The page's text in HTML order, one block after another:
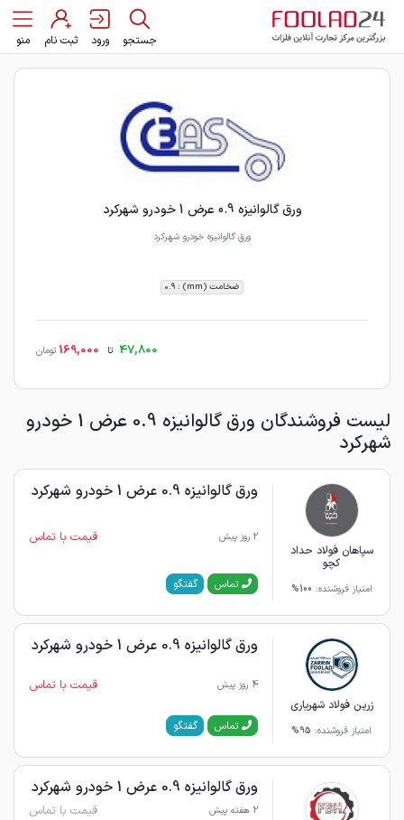
جستجو ورود ثبت نام منو
ورق گالوانیزه 0.9 عرض 1 خودرو شهرکرد
ورق گالوانیزه خودرو شهرکرد
ضخامت (mm) : 0.9
47,800 تا 169,000 تومان
لیست فروشندگان ورق گالوانیزه 0.9 عرض 1 خودرو
شهرکرد
سپاهان فولاد حداد
کچو
امتیاز فروشنده: 100%
ورق گالوانیزه 0.9 عرض 1 خودرو شهرکرد
2 روز پیش قیمت با تماس
تماس گفتگو
زرین فولاد شهریاری
امتیاز فروشنده: 95%
ورق گالوانیزه 0.9 عرض 1 خودرو شهرکرد
4 روز پیش قیمت با تماس
تماس گفتگو
ورق گالوانیزه 0.9 عرض 1 خودرو شهرکرد
2 هفته پیش قیمت با تماس